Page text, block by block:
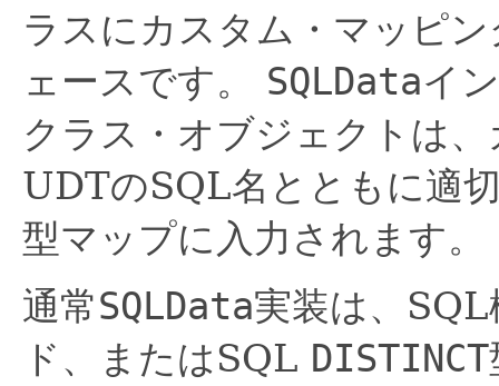
ラスにカスタム・マッピ
ェースです。
SQLDataイ
クラス・オブジェクトは
UDTのSQL名とともに適
型マップに入力されます。
通常SQLData実装は、
ド、またはSQL DISTINCT